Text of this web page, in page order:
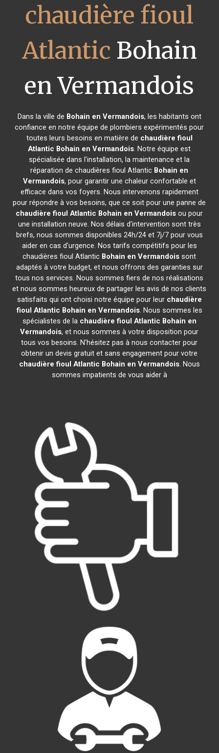
chaudière fioul
Atlantic Bohain
en Vermandois
Dans la ville de Bohain en Vermandois, les habitants ont
confiance en notre équipe de plombiers expérimentés pour
toutes leurs besoins en matière de chaudière fioul
Atlantic Bohain en Vermandois. Notre équipe est
spécialisée dans l'installation, la maintenance et la
réparation de chaudières fioul Atlantic Bohain en
Vermandois, pour garantir une chaleur confortable et
efficace dans vos foyers. Nous intervenons rapidement
pour répondre à vos besoins, que ce soit pour une panne de
chaudière fioul Atlantic Bohain en Vermandois ou pour
une installation neuve. Nos délais d'intervention sont très
brefs, nous sommes disponibles 24h/24 et 7j/7 pour vous
aider en cas d'urgence. Nos tarifs compétitifs pour les
chaudières fioul Atlantic Bohain en Vermandois sont
adaptés à votre budget, et nous offrons des garanties sur
tous nos services. Nous sommes fiers de nos réalisations
et nous sommes heureux de partager les avis de nos clients
satisfaits qui ont choisi notre équipe pour leur chaudière
fioul Atlantic Bohain en Vermandois. Nous sommes les
spécialistes de la chaudière fioul Atlantic Bohain en
Vermandois, et nous sommes à votre disposition pour
tous vos besoins. N'hésitez pas à nous contacter pour
obtenir un devis gratuit et sans engagement pour votre
chaudière fioul Atlantic Bohain en Vermandois. Nous
sommes impatients de vous aider à